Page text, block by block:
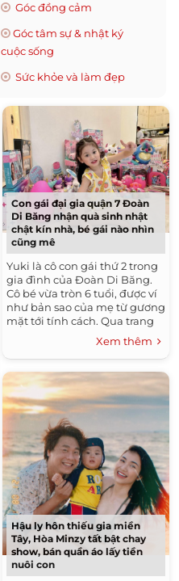
Góc đồng cảm
Góc tâm sự & nhật ký
cuộc sống
Sức khỏe và làm đẹp
Con gái đại gia quận 7 Đoàn
Di Băng nhận quà sinh nhật
chật kín nhà, bé gái nào nhìn
cũng mê
Yuki là cô con gái thứ 2 trong
gia đình của Đoàn Di Băng.
Cô bé vừa tròn 6 tuổi, được ví
như bản sao của mẹ từ gương
mặt tới tính cách. Qua trang
cá nhân của nữ đại gia,
không khó nhận ra...
Xem thêm
Hậu ly hôn thiếu gia miền
Tây, Hòa Minzy tất bật chay
show, bán quần áo lấy tiền
nuôi con